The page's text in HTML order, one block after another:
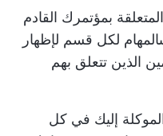
بمؤتمرك القادم
المهام لكل قسم لإظهار
الذين تتعلق بهم
إليك في كل